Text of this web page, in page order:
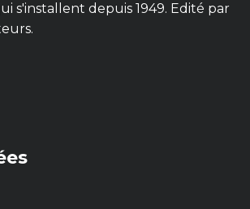
s'installent depuis 1949. Edité par